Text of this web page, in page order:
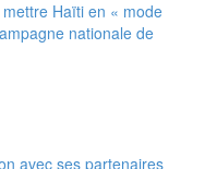
Haïti en « mode
nationale de